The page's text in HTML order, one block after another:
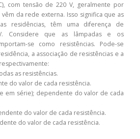
com tensão de 220 V, geralmente por
da rede externa. Isso significa que as
residências, têm uma diferença de
Considere que as lâmpadas e os
se como resistências. Pode-se
a associação de resistências e a
as resistências.
do valor de cada resistência.
em série); dependente do valor de cada
do valor de cada resistência.
do valor de cada resistência.